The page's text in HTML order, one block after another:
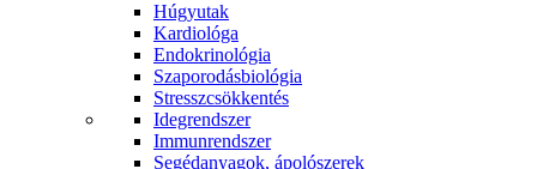
Húgyutak
Kardiológa
Endokrinológia
Szaporodásbiológia
Stresszcsökkentés
Idegrendszer
Immunrendszer
Segédanyagok, ápolószerek